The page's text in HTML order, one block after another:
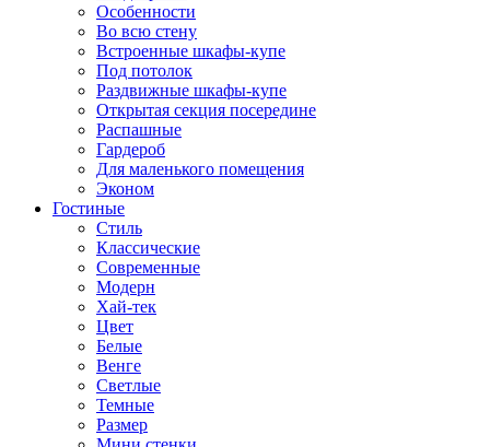
Особенности
Во всю стену
Встроенные шкафы-купе
Под потолок
Раздвижные шкафы-купе
Открытая секция посередине
Распашные
Гардероб
Для маленького помещения
Эконом
Гостиные
Стиль
Классические
Современные
Модерн
Хай-тек
Цвет
Белые
Венге
Светлые
Темные
Размер